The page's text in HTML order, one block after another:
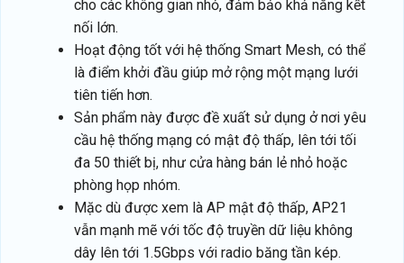
cho các không gian nhỏ, đảm bảo khả năng kết
nối lớn.
Hoạt động tốt với hệ thống Smart Mesh, có thể
là điểm khởi đầu giúp mở rộng một mạng lưới
tiên tiến hơn.
Sản phẩm này được đề xuất sử dụng ở nơi yêu
cầu hệ thống mạng có mật độ thấp, lên tới tối
đa 50 thiết bị, như cửa hàng bán lẻ nhỏ hoặc
phòng họp nhóm.
Mặc dù được xem là AP mật độ thấp, AP21
vẫn mạnh mẽ với tốc độ truyền dữ liệu không
dây lên tới 1.5Gbps với radio băng tần kép.